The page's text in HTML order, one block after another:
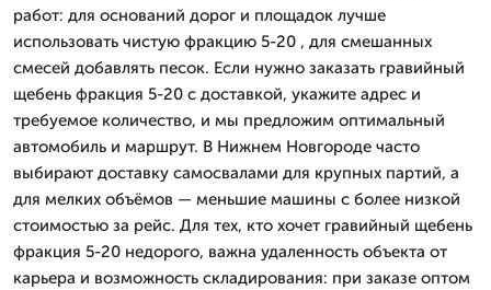
работ: для оснований дорог и площадок лучше
использовать чистую фракцию 5-20 , для смешанных
смесей добавлять песок. Если нужно заказать гравийный
щебень фракция 5-20 с доставкой, укажите адрес и
требуемое количество, и мы предложим оптимальный
автомобиль и маршрут. В Нижнем Новгороде часто
выбирают доставку самосвалами для крупных партий, а
для мелких объёмов — меньшие машины с более низкой
стоимостью за рейс. Для тех, кто хочет гравийный щебень
фракция 5-20 недорого, важна удаленность объекта от
карьера и возможность складирования: при заказе оптом